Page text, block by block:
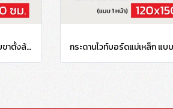
กระดานไวท์บอร์ดแม่เหล็ก แบบขาตั้งล้อเลื่อน กรอบดำ ขนาด 120x120 ซม.